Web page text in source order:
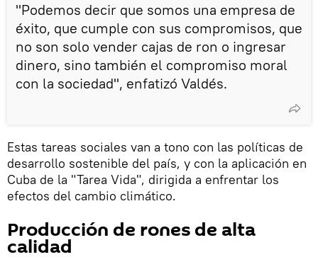
"Podemos decir que somos una empresa de
éxito, que cumple con sus compromisos, que
no son solo vender cajas de ron o ingresar
dinero, sino también el compromiso moral
con la sociedad", enfatizó Valdés.
Estas tareas sociales van a tono con las políticas de
desarrollo sostenible del país, y con la aplicación en
Cuba de la "Tarea Vida", dirigida a enfrentar los
efectos del cambio climático.
Producción de rones de alta
calidad